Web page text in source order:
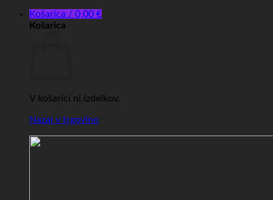
Košarica / 0,00 €
Košarica
V košarici ni izdelkov.
Nazaj v trgovino